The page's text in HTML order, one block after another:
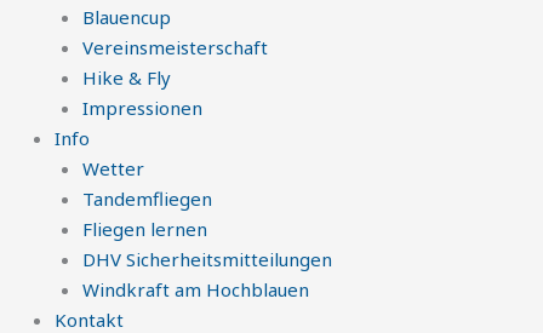
Blauencup
Vereinsmeisterschaft
Hike & Fly
Impressionen
Info
Wetter
Tandemfliegen
Fliegen lernen
DHV Sicherheitsmitteilungen
Windkraft am Hochblauen
Kontakt